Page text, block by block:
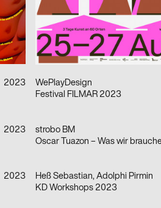
2023
PANK, Härtlein Martin »Fuzzy«
Jazz Festival Willisau 2023
2023
WePlayDesign
Festival FILMAR 2023
2023
strobo BM
Oscar Tuazon – Was wir
2023
Heß Sebastian, Adolphi Pirmin
KD Workshops 2023